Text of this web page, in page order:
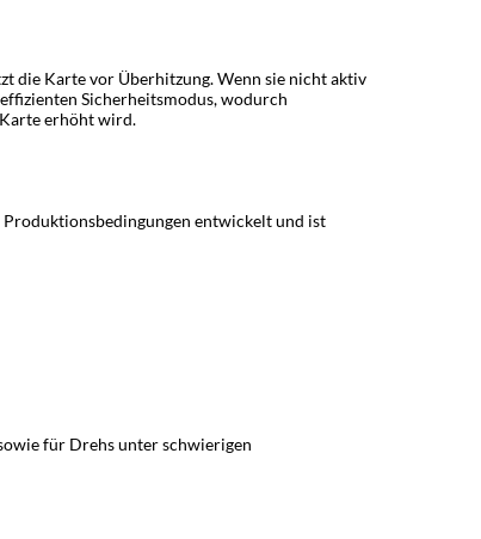
die Karte vor Überhitzung. Wenn sie nicht aktiv
Sicherheitsmodus, wodurch
erhöht wird.
entwickelt und ist
für Drehs unter schwierigen